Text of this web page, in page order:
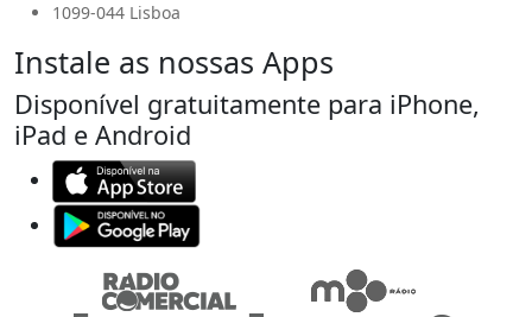
1099-044 Lisboa
Instale as nossas Apps
Disponível gratuitamente para iPhone,
iPad e Android